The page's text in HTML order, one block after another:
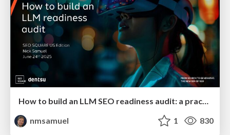
How to build an LLM SEO readiness audit: a practical framework
nmsamuel
1 830